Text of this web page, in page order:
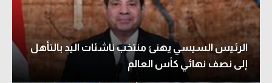
الرئيس السيسي يهنئ منتخب ناشئات اليد بالتأهل
إلى نصف نهائي كأس العالم